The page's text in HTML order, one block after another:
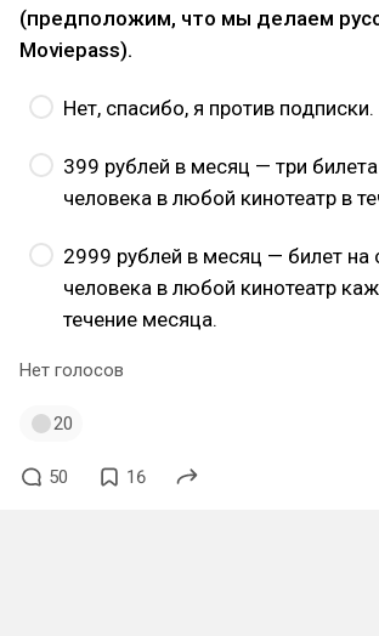
(предположим, что мы делаем
Moviepass).
Нет, спасибо, я против подписки.
399 рублей в месяц — три
человека в любой кинотеатр в
2999 рублей в месяц — билет на
человека в любой кинотеатр
течение месяца.
Нет голосов
20
50 16